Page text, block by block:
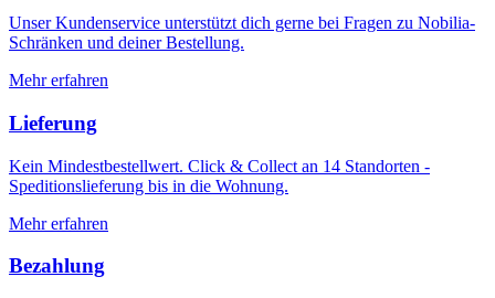
Unser Kundenservice unterstützt dich gerne bei Fragen zu Nobilia-
Schränken und deiner Bestellung.
Mehr erfahren
Lieferung
Kein Mindestbestellwert. Click & Collect an 14 Standorten -
Speditionslieferung bis in die Wohnung.
Mehr erfahren
Bezahlung